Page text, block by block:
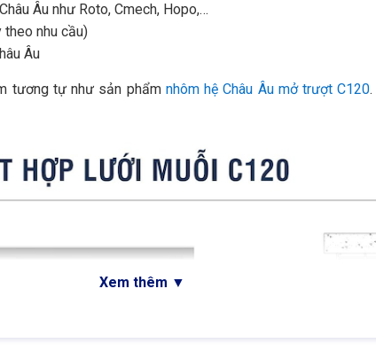
Âu như Roto, Cmech, Hopo,…
theo nhu cầu)
Âu
tương tự như sản phẩm nhôm hệ Châu Âu mở trượt C120
Xem thêm ▼